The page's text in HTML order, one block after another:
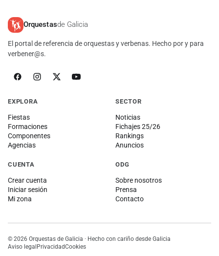
Orquestasde Galicia
El portal de referencia de orquestas y verbenas. Hecho por y para
verbener@s.
EXPLORA
Fiestas
Formaciones
Componentes
Agencias
SECTOR
Noticias
Fichajes 25/26
Rankings
Anuncios
CUENTA
Crear cuenta
Iniciar sesión
Mi zona
ODG
Sobre nosotros
Prensa
Contacto
© 2026 Orquestas de Galicia · Hecho con cariño desde Galicia
Aviso legalPrivacidadCookies